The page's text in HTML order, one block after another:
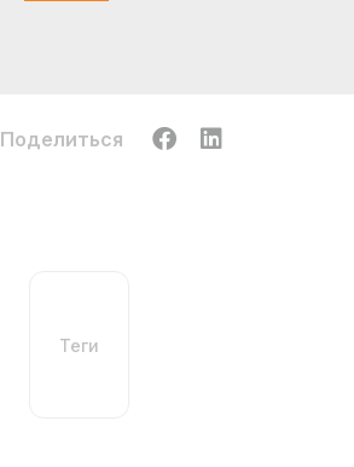
Поделиться
Теги